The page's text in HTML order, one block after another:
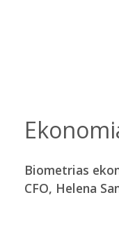
Biometrias
CFO, Helena